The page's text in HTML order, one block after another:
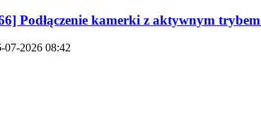
Podłączenie kamerki z aktywnym
07-2026 08:42